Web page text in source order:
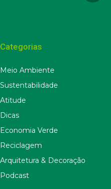
Categorias
Meio Ambiente
Sustentabilidade
Atitude
Dicas
Economia Verde
Reciclagem
Arquitetura & Decoração
Podcast